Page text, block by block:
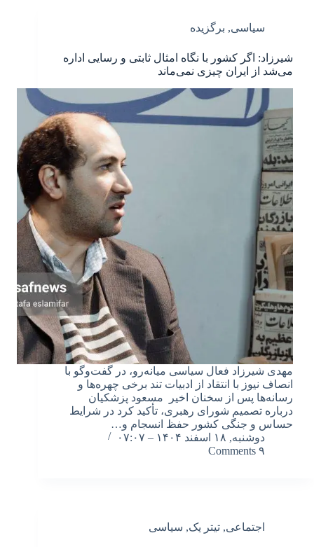
سیاسی, برگزیده
شیرزاد: اگر کشور با نگاه امثال ثابتی و رسایی اداره
می‌شد از ایران چیزی نمی‌ماند
مهدی شیرزاد فعال سیاسی میانه‌رو، در گفت‌وگو با
انصاف نیوز با انتقاد از ادبیات تند برخی چهره‌ها و
رسانه‌ها پس از سخنان اخیر مسعود پزشکیان
درباره تصمیم شورای رهبری، تأکید کرد در شرایط
حساس و جنگی کشور حفظ انسجام و…
دوشنبه, ۱۸ اسفند ۱۴۰۴ – ۰۷:۰۷
۹ Comments
اجتماعی, تیتر یک, سیاسی